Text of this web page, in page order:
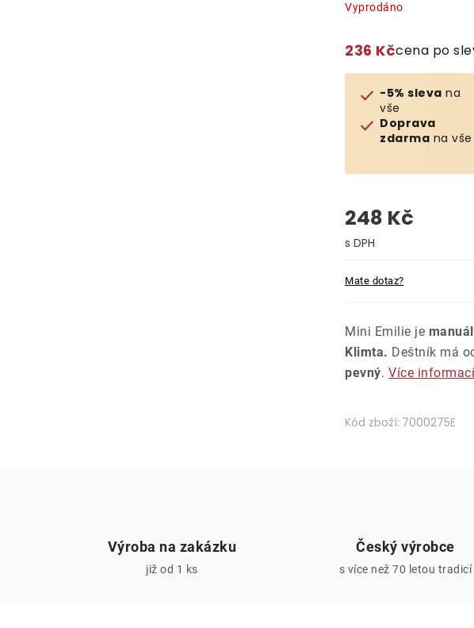
Vyprodáno
236 Kčcena po
-5% sleva na
vše
Doprava
zdarma na vše
248 Kč
Mate dotaz?
Mini Emilie je
Klimta. Deštník má
pevný. Více informací
Kód zboží: 7000275E
Výroba na zakázku
již od 1 ks
Český výrobce
s více než 70 letou tradicí